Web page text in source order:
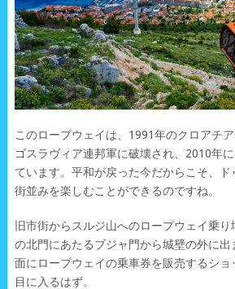
このロープウェイは、1991年のクロアチ
ゴスラヴィア連邦軍に破壊され、2010年
ています。平和が戻った今だからこそ、
街並みを楽しむことができるのですね。
旧市街からスルジ山へのロープウェイ乗
の北門にあたるブジャ門から城壁の外に
面にロープウェイの乗車券を販売するシ
目に入るはず。